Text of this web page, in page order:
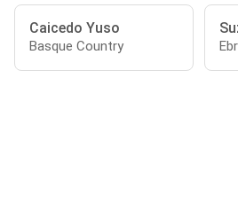
Caicedo Yuso
Basque Country